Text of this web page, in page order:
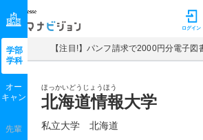
マナビジョン ログイン
【注目!】パンフ請求で2000円分電子図
ほっかいどうじょうほう
北海道情報大学
私立大学 北海道
学部
学科
オー
キャン
先輩